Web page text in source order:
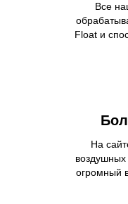
Все
Float и
На
огромный